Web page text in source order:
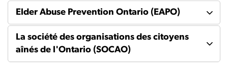
Elder Abuse Prevention Ontario (EAPO)
La société des organisations des citoyens
aînés de l'Ontario (SOCAO)